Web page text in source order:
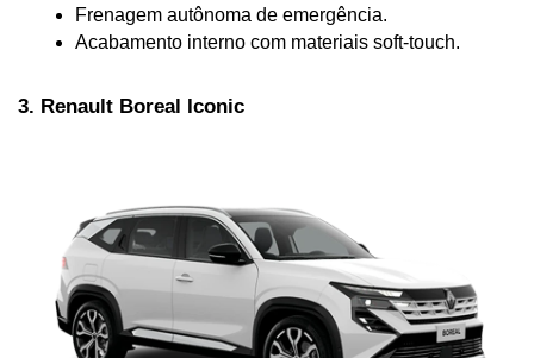
Frenagem autônoma de emergência.
Acabamento interno com materiais soft-touch.
3. Renault Boreal Iconic